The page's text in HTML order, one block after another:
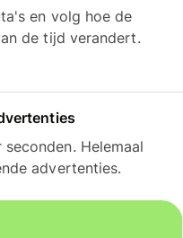
en volg hoe de
de tijd verandert.
Helemaal
advertenties.